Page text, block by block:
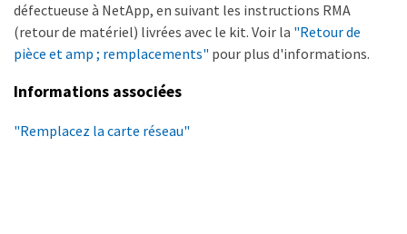
défectueuse à NetApp, en suivant les instructions RMA
(retour de matériel) livrées avec le kit. Voir la "Retour de
pièce et amp ; remplacements" pour plus d'informations.
Informations associées
"Remplacez la carte réseau"